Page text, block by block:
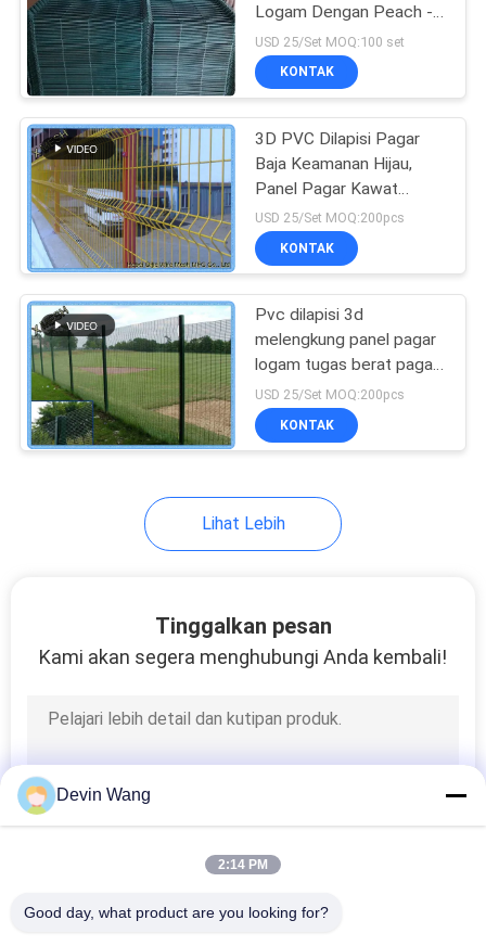
Logam Dengan Peach -
Jenis Post
USD 25/Set MOQ:100 set
KONTAK
3D PVC Dilapisi Pagar
Baja Keamanan Hijau,
Panel Pagar Kawat
5.0mm
USD 25/Set MOQ:200pcs
KONTAK
Pvc dilapisi 3d
melengkung panel pagar
logam tugas berat pagar
logam mesh tarik tinggi
USD 25/Set MOQ:200pcs
KONTAK
Lihat Lebih
Tinggalkan pesan
Kami akan segera menghubungi Anda kembali!
Devin Wang
2:14 PM
Good day, what product are you looking for?